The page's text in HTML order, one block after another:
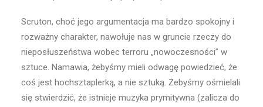
Scruton, choć jego argumentacja ma bardzo spokojny i
rozważny charakter, nawołuje nas w gruncie rzeczy do
nieposłuszeństwa wobec terroru „nowoczesności” w
sztuce. Namawia, żebyśmy mieli odwagę powiedzieć, że
coś jest hochsztaplerką, a nie sztuką. Żebyśmy ośmielali
się stwierdzić, że istnieje muzyka prymitywna (zalicza do